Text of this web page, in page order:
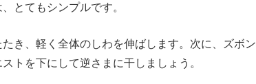
とてもシンプルです。
き、軽く全体のしわを伸ばします。次に、ズボン
トを下にして逆さまに干しましょう。